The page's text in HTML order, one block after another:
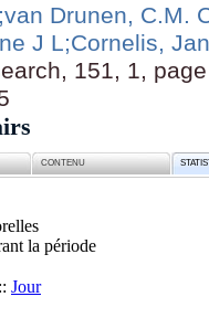
;van Drunen, C.M.
J L;Cornelis, Jan
151, 1,
CONTENU